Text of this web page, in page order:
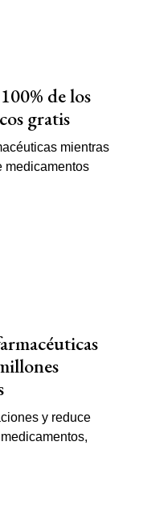
de los
gratis